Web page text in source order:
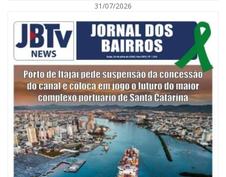
BALNEÁRIO CAMBORIÚ
31/07/2026